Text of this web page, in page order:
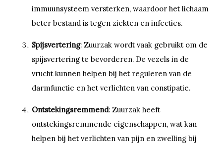
immuunsysteem versterken, waardoor het lichaam
beter bestand is tegen ziekten en infecties.
Spijsvertering: Zuurzak wordt vaak gebruikt om de
spijsvertering te bevorderen. De vezels in de
vrucht kunnen helpen bij het reguleren van de
darmfunctie en het verlichten van constipatie.
Ontstekingsremmend: Zuurzak heeft
ontstekingsremmende eigenschappen, wat kan
helpen bij het verlichten van pijn en zwelling bij